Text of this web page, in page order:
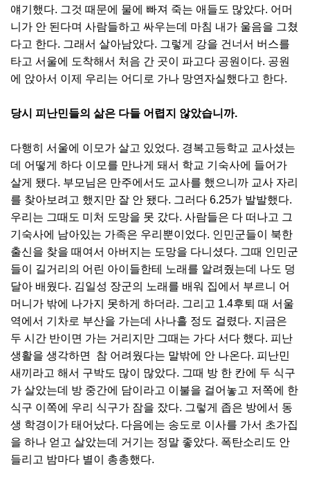
얘기했다. 그것 때문에 물에 빠져 죽는 애들도 많았다. 어머
니가 안 된다며 사람들하고 싸우는데 마침 내가 울음을 그쳤
다고 한다. 그래서 살아남았다. 그렇게 강을 건너서 버스를
타고 서울에 도착해서 처음 간 곳이 파고다 공원이다. 공원
에 앉아서 이제 우리는 어디로 가나 망연자실했다고 한다.
당시 피난민들의 삶은 다들 어렵지 않았습니까.
다행히 서울에 이모가 살고 있었다. 경복고등학교 교사셨는
데 어떻게 하다 이모를 만나게 돼서 학교 기숙사에 들어가
살게 됐다. 부모님은 만주에서도 교사를 했으니까 교사 자리
를 찾아보려고 했지만 잘 안 됐다. 그러다 6.25가 발발했다.
우리는 그때도 미처 도망을 못 갔다. 사람들은 다 떠나고 그
기숙사에 남아있는 가족은 우리뿐이었다. 인민군들이 북한
출신을 찾을 때여서 아버지는 도망을 다니셨다. 그때 인민군
들이 길거리의 어린 아이들한테 노래를 알려줬는데 나도 덩
달아 배웠다. 김일성 장군의 노래를 배워 집에서 부르니 어
머니가 밖에 나가지 못하게 하더라. 그리고 1.4후퇴 때 서울
역에서 기차로 부산을 가는데 사나흘 정도 걸렸다. 지금은
두 시간 반이면 가는 거리지만 그때는 가다 서다 했다. 피난
생활을 생각하면 참 어려웠다는 말밖에 안 나온다. 피난민
새끼라고 해서 구박도 많이 많았다. 그때 방 한 칸에 두 식구
가 살았는데 방 중간에 담이라고 이불을 걸어놓고 저쪽에 한
식구 이쪽에 우리 식구가 잠을 잤다. 그렇게 좁은 방에서 동
생 학경이가 태어났다. 다음에는 송도로 이사를 가서 초가집
을 하나 얻고 살았는데 거기는 정말 좋았다. 폭탄소리도 안
들리고 밤마다 별이 총총했다.